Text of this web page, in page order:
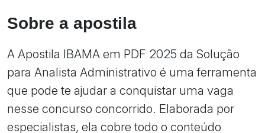
Sobre a apostila
A Apostila IBAMA em PDF 2025 da Solução
para Analista Administrativo é uma ferramenta
que pode te ajudar a conquistar uma vaga
nesse concurso concorrido. Elaborada por
especialistas, ela cobre todo o conteúdo